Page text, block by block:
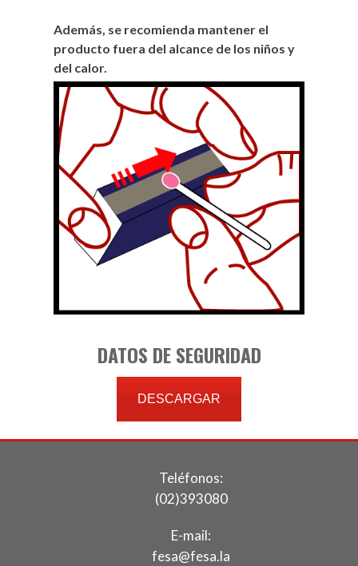
Además, se recomienda mantener el
producto fuera del alcance de los niños y
del calor.
DATOS DE SEGURIDAD
DESCARGAR
Teléfonos:
(02)393080
E-mail:
fesa@fesa.la